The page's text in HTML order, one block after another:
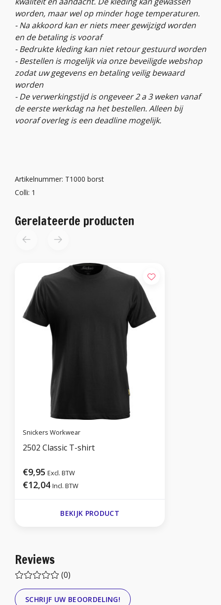
worden, maar wel op minder hoge temperaturen.
- Na akkoord kan er niets meer gewijzigd worden
en de betaling is vooraf
- Bedrukte kleding kan niet retour gestuurd worden
- Bestellen is mogelijk via onze beveiligde webshop
zodat uw gegevens en betaling veilig bewaard
worden
- De verwerkingstijd is ongeveer 2 a 3 weken vanaf
de eerste werkdag na het bestellen. Alleen bij
vooraf overleg is een deadline mogelijk.
Artikelnummer: T1000 borst
Colli: 1
Gerelateerde producten
Snickers Workwear
2502 Classic T-shirt
€9,95 Excl. BTW
€12,04 Incl. BTW
BEKIJK PRODUCT
Reviews
(0)
SCHRIJF UW BEOORDELING!